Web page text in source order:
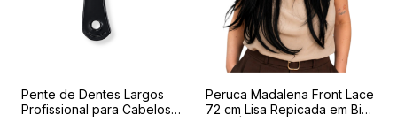
Pente de Dentes Largos
Profissional para Cabelos
Peruca Madalena Front Lace
72 cm Lisa Repicada em Bio